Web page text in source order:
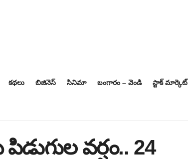
కథలు బిజినెస్‌ సినిమా బంగారం – వెండి స్టాక్ మార్కెట్
వర్షం.. 24